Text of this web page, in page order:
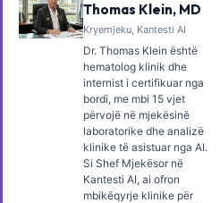
Thomas Klein, MD
Kryemjeku, Kantesti AI
Dr. Thomas Klein është
hematolog klinik dhe
internist i certifikuar nga
bordi, me mbi 15 vjet
përvojë në mjekësinë
laboratorike dhe analizë
klinike të asistuar nga AI.
Si Shef Mjekësor në
Kantesti AI, ai ofron
mbikëqyrje klinike për